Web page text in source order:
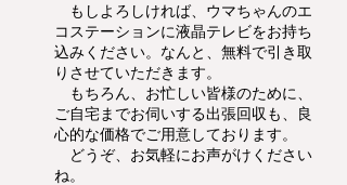
もしよろしければ、ウマちゃんのエ
コステーションに液晶テレビをお持ち
込みください。なんと、無料で引き取
りさせていただきます。
もちろん、お忙しい皆様のために、
ご自宅までお伺いする出張回収も、良
心的な価格でご用意しております。
どうぞ、お気軽にお声がけください
ね。